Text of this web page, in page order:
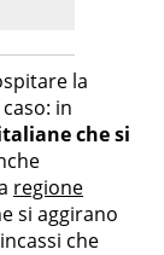
la
in
che si
regione
si aggirano
che